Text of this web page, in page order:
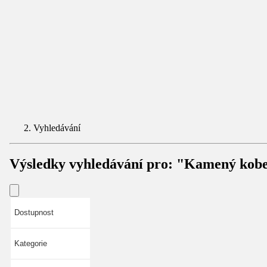
Vyhledávání
Výsledky vyhledávání pro: "Kamený
Dostupnost
Kategorie